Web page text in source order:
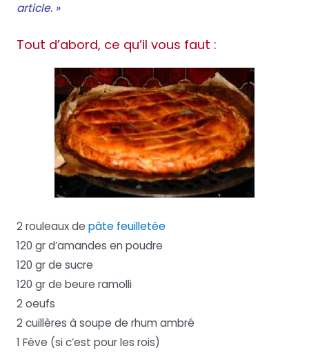
article. »
Tout d’abord, ce qu’il vous faut :
2 rouleaux de pâte feuilletée
120 gr d’amandes en poudre
120 gr de sucre
120 gr de beure ramolli
2 oeufs
2 cuillères à soupe de rhum ambré
1 Fève (si c’est pour les rois)